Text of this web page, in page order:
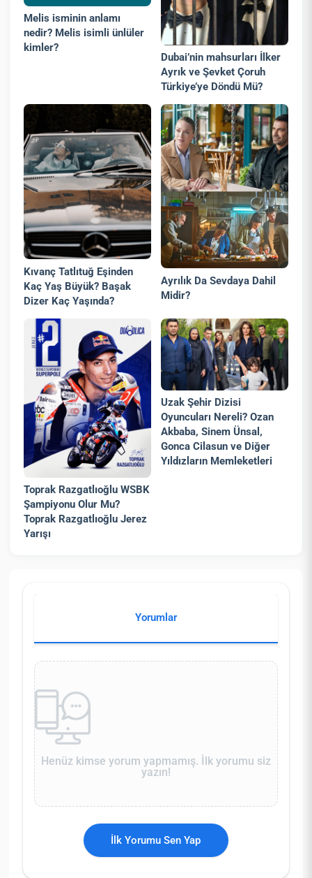
Melis isminin anlamı
nedir? Melis isimli ünlüler
kimler?
Dubai’nin mahsurları İlker
Ayrık ve Şevket Çoruh
Türkiye’ye Döndü Mü?
Kıvanç Tatlıtuğ Eşinden
Kaç Yaş Büyük? Başak
Dizer Kaç Yaşında?
Ayrılık Da Sevdaya Dahil
Midir?
Toprak Razgatlıoğlu WSBK
Şampiyonu Olur Mu?
Toprak Razgatlıoğlu Jerez
Yarışı
Uzak Şehir Dizisi
Oyuncuları Nereli? Ozan
Akbaba, Sinem Ünsal,
Gonca Cilasun ve Diğer
Yıldızların Memleketleri
Yorumlar
Henüz kimse yorum yapmamış. İlk yorumu siz
yazın!
İlk Yorumu Sen Yap